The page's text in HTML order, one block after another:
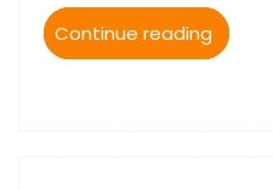
Continue reading“